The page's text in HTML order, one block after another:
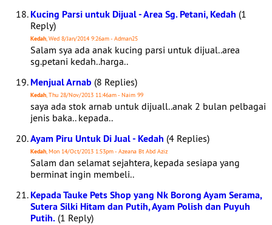
Kucing Parsi untuk Dijual - Area Sg. Petani, Kedah (1
Reply)
Kedah, Wed 8/Jan/2014 9:26am - Adman25
Salam sya ada anak kucing parsi untuk dijual..area
sg.petani kedah..harga..
Menjual Arnab (8 Replies)
Kedah, Thu 28/Nov/2013 11:46am - Naim 99
saya ada stok arnab untuk dijuall..anak 2 bulan pelbagai
jenis baka.. kepada..
Ayam Piru Untuk Di Jual - Kedah (4 Replies)
Kedah, Mon 14/Oct/2013 1:53pm - Azeana Bt Abd Aziz
Salam dan selamat sejahtera, kepada sesiapa yang
berminat ingin membeli..
Kepada Tauke Pets Shop yang Nk Borong Ayam Serama,
Sutera Silki Hitam dan Putih, Ayam Polish dan Puyuh
Putih. (1 Reply)